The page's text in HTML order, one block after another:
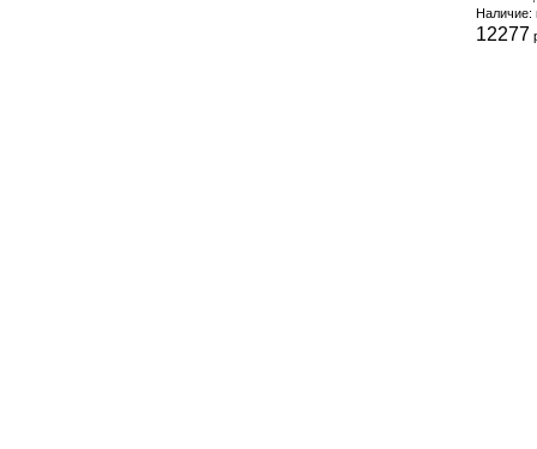
Наличие:
12277